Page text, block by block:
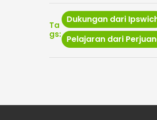
Ta
gs:
Dukungan dari
Pelajaran dari